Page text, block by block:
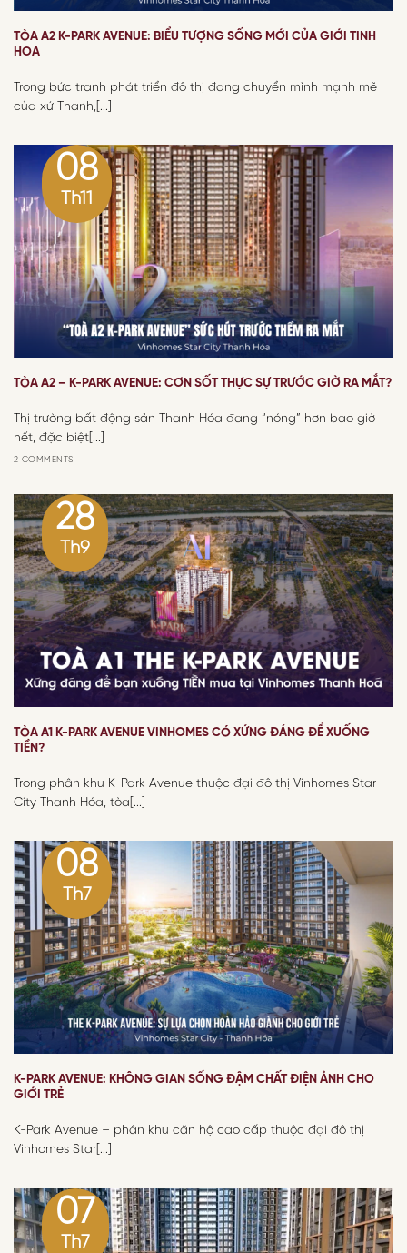
TÒA A2 K-PARK AVENUE: BIỂU TƯỢNG SỐNG MỚI CỦA GIỚI TINH
HOA
Trong bức tranh phát triển đô thị đang chuyển mình mạnh mẽ
của xứ Thanh,[...]
TÒA A2 – K-PARK AVENUE: CƠN SỐT THỰC SỰ TRƯỚC GIỜ RA MẮT?
Thị trường bất động sản Thanh Hóa đang “nóng” hơn bao giờ
hết, đặc biệt[...]
2 COMMENTS
08
Th11
TÒA A1 K-PARK AVENUE VINHOMES CÓ XỨNG ĐÁNG ĐỂ XUỐNG
TIỀN?
Trong phân khu K-Park Avenue thuộc đại đô thị Vinhomes Star
City Thanh Hóa, tòa[...]
28
Th9
K-PARK AVENUE: KHÔNG GIAN SỐNG ĐẬM CHẤT ĐIỆN ẢNH CHO
GIỚI TRẺ
K-Park Avenue – phân khu căn hộ cao cấp thuộc đại đô thị
Vinhomes Star[...]
08
Th7
07
Th7